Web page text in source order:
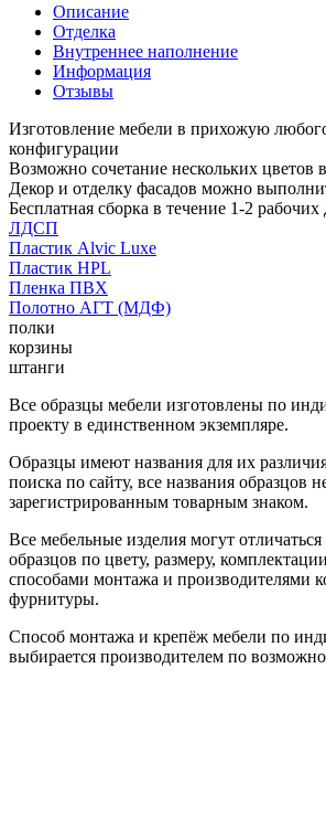
Описание
Отделка
Внутреннее наполнение
Информация
Отзывы
Изготовление мебели в прихожую
конфигурации
Возможно сочетание нескольких цветов
Декор и отделку фасадов можно
Бесплатная сборка в течение 1-2 рабочих
ЛДСП
Пластик Alvic Luxe
Пластик HPL
Пленка ПВХ
Полотно АГТ (МДФ)
полки
корзины
штанги
Все образцы мебели изготовлены по
проекту в единственном экземпляре.
Образцы имеют названия для их
поиска по сайту, все названия образцов
зарегистрированным товарным знаком.
Все мебельные изделия могут
образцов по цвету, размеру,
способами монтажа и производителями
фурнитуры.
Способ монтажа и крепёж мебели по
выбирается производителем по